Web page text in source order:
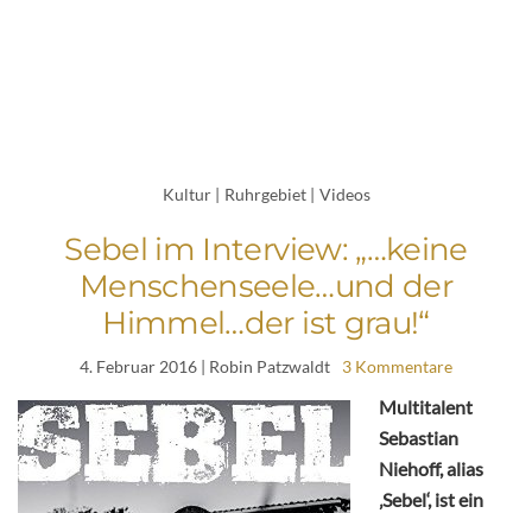
Kultur | Ruhrgebiet | Videos
Sebel im Interview: „…keine
Menschenseele…und der
Himmel…der ist grau!“
4. Februar 2016 | Robin Patzwaldt 3 Kommentare
Multitalent
Sebastian
Niehoff, alias
‚Sebel‘, ist ein